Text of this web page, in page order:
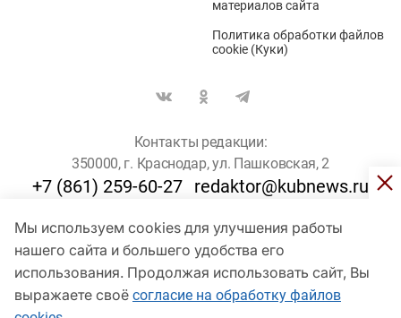
Мы используем cookies для улучшения работы
нашего сайта и большего удобства его
использования. Продолжая использовать сайт, Вы
выражаете своё согласие на обработку файлов
материалов сайта
Политика обработки файлов
cookie (Куки)
Контакты редакции:
350000, г. Краснодар, ул. Пашковская, 2
+7 (861) 259-60-27 redaktor@kubnews.ru
Для пользователей старше 16 лет
© Кубанские Новости, 2017
Сетевое издание «kubnews» зарегистрировано Федеральной
службой по надзору в сфере связи, информационных технологий